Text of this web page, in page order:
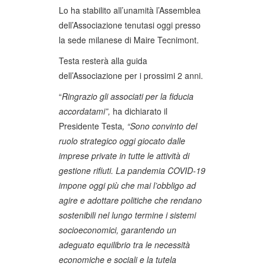
Lo ha stabilito all’unamità l’Assemblea
dell’Associazione tenutasi oggi presso
la sede milanese di Maire Tecnimont.
Testa resterà alla guida
dell’Associazione per i prossimi 2 anni.
“Ringrazio gli associati per la fiducia
accordatami”, ha dichiarato il
Presidente Testa, “Sono convinto del
ruolo strategico oggi giocato dalle
imprese private in tutte le attività di
gestione rifiuti. La pandemia COVID-19
impone oggi più che mai l’obbligo ad
agire e adottare politiche che rendano
sostenibili nel lungo termine i sistemi
socioeconomici, garantendo un
adeguato equilibrio tra le necessità
economiche e sociali e la tutela